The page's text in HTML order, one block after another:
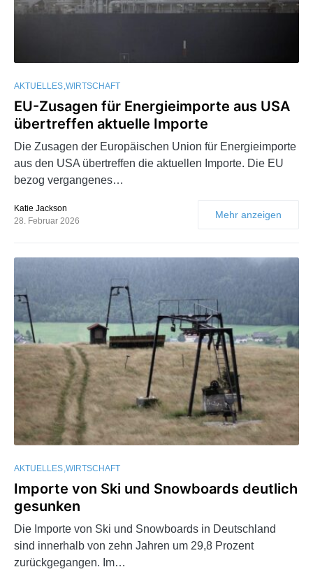
AKTUELLES WIRTSCHAFT
EU-Zusagen für Energieimporte aus USA
übertreffen aktuelle Importe
Die Zusagen der Europäischen Union für Energieimporte
aus den USA übertreffen die aktuellen Importe. Die EU
bezog vergangenes…
Katie Jackson
28. Februar 2026
Mehr anzeigen
AKTUELLES WIRTSCHAFT
Importe von Ski und Snowboards deutlich
gesunken
Die Importe von Ski und Snowboards in Deutschland
sind innerhalb von zehn Jahren um 29,8 Prozent
zurückgegangen. Im…